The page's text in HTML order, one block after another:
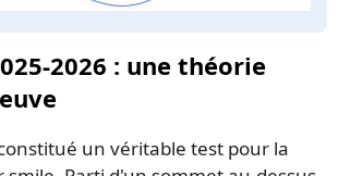
2026 : une théorie
un véritable test pour la